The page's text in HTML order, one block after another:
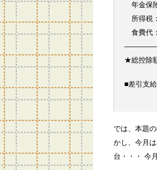
年金保
所得税
食費代
★総控除
■差引支
では、本題
かし、今月
台・・・ 今